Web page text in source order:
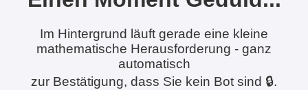
Im Hintergrund läuft gerade eine kleine
mathematische Herausforderung - ganz
automatisch
zur Bestätigung, dass Sie kein Bot sind 🔒.